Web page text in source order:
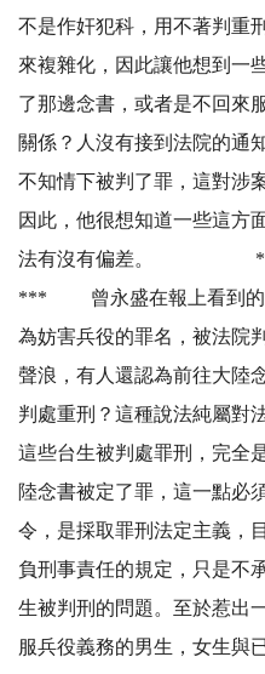
不是作奸犯科，用不著判重
來複雜化，因此讓他想到一
了那邊念書，或者是不回來
關係？人沒有接到法院的通
不知情下被判了罪，這對涉
因此，他很想知道一些這方
法有沒有
*** 曾永盛在報上看到的
為妨害兵役的罪名，被法院
聲浪，有人還認為前往大陸
判處重刑？這種說法純屬對
這些台生被判處罪刑，完全
陸念書被定了罪，這一點必
令，是採取罪刑法定主義，
負刑事責任的規定，只是不
生被判刑的問題。至於惹出
服兵役義務的男生，女生與